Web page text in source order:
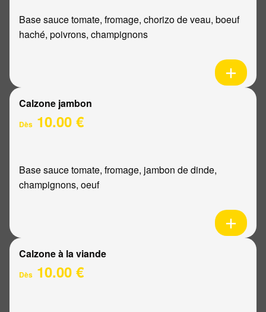
Base sauce tomate, fromage, chorizo de veau, boeuf
haché, poivrons, champignons
Calzone jambon
Dès 10.00 €
Base sauce tomate, fromage, jambon de dinde,
champignons, oeuf
Calzone à la viande
Dès 10.00 €